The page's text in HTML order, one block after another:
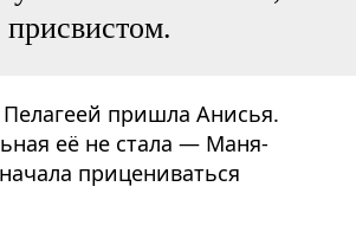
присвистом.
пришла Анисья.
её не стала — Маня-
прицениваться